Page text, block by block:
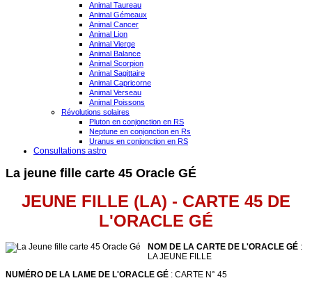
Animal Taureau
Animal Gémeaux
Animal Cancer
Animal Lion
Animal Vierge
Animal Balance
Animal Scorpion
Animal Sagittaire
Animal Capricorne
Animal Verseau
Animal Poissons
Révolutions solaires
Pluton en conjonction en RS
Neptune en conjonction en Rs
Uranus en conjonction en RS
Consultations astro
La jeune fille carte 45 Oracle GÉ
JEUNE FILLE (LA) - CARTE 45 DE
L'ORACLE GÉ
NOM DE LA CARTE DE L'ORACLE GÉ :
LA JEUNE FILLE
NUMÉRO DE LA LAME DE L'ORACLE GÉ : CARTE N° 45